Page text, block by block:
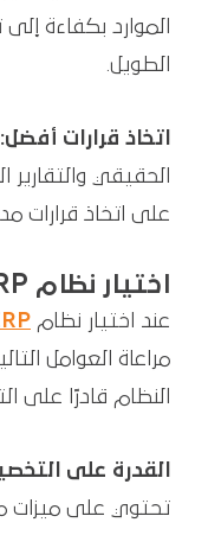
الموارد بكفاءة
الطويل.
اتخاذ قرارات أفضل:
الحقيقي
على اتخاذ قرارات
اختيار نظام ERP المناسب
عند اختيار نظام
مراعاة العوامل
النظام قادرًا على
القدرة على
تحتوي على ميزات